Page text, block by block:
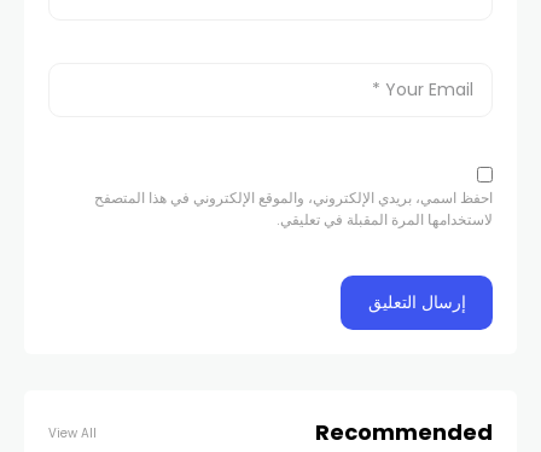
احفظ اسمي، بريدي الإلكتروني، والموقع الإلكتروني في هذا المتصفح
لاستخدامها المرة المقبلة في تعليقي.
Recommended
View All